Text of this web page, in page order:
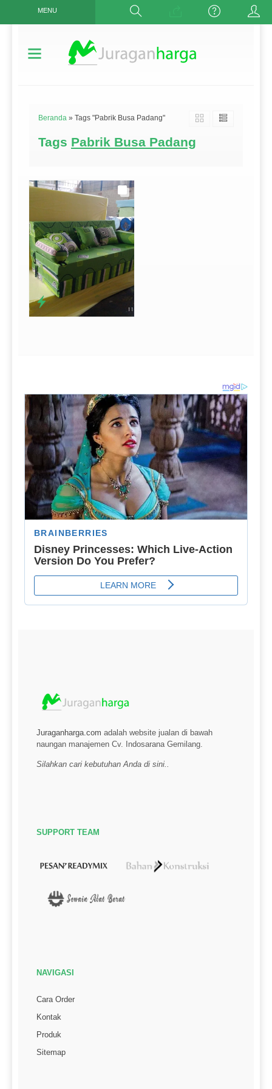
MENU
Beranda » Tags "Pabrik Busa Padang"
Tags Pabrik Busa Padang
Juraganharga.com adalah website jualan di bawah
naungan manajemen Cv. Indosarana Gemilang.
Silahkan cari kebutuhan Anda di sini..
SUPPORT TEAM
NAVIGASI
Cara Order
Kontak
Produk
Sitemap